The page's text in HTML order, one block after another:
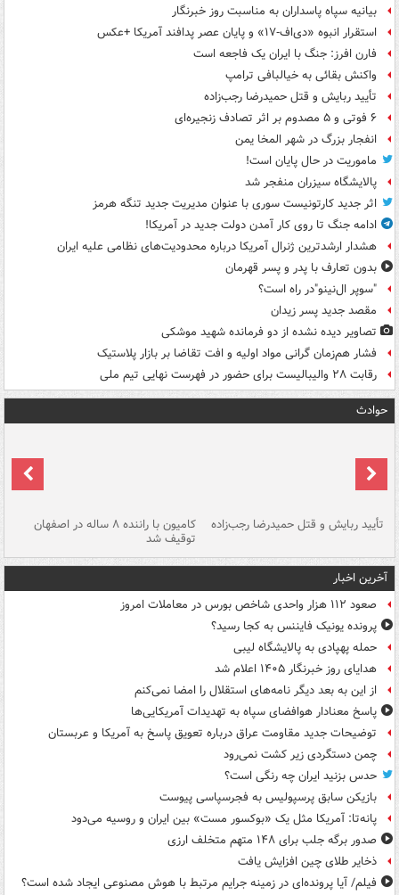
بیانیه سپاه پاسداران به مناسبت روز خبرنگار
استقرار انبوه «دی‌اف‑۱۷» و پایان عصر پدافند آمریکا +عکس
فارن افرز: جنگ با ایران یک فاجعه است
واکنش بقائی به خیالبافی ترامپ
تأیید ربایش و قتل حمیدرضا رجب‌زاده
۶ فوتی و ۵ مصدوم بر اثر تصادف زنجیره‌ای
انفجار بزرگ در شهر المخا یمن
ماموریت در حال پایان است!
پالایشگاه سیزران منفجر شد
اثر جدید کارتونیست سوری با عنوان مدیریت جدید تنگه هرمز
ادامه جنگ تا روی کار آمدن دولت جدید در آمریکا!
هشدار ارشدترین ژنرال آمریکا درباره محدودیت‌های نظامی علیه ایران
بدون تعارف با پدر و پسر قهرمان
"سوپر ال‌نینو"در راه است؟
مقصد جدید پسر زیدان
تصاویر دیده‌ نشده از دو فرمانده شهید موشکی
فشار هم‌زمان گرانی مواد اولیه و افت تقاضا بر بازار پلاستیک
رقابت ۲۸ والیبالیست برای حضور در فهرست نهایی تیم ملی
حوادث
تأیید ربایش و قتل حمیدرضا رجب‌زاده کامیون با راننده ۸ ساله در اصفهان
توقیف شد
آخرین اخبار
صعود ۱۱۲ هزار واحدی شاخص بورس در معاملات امروز
پرونده یونیک فایننس به کجا رسید؟
حمله پهپادی به پالایشگاه لیبی
هدایای روز خبرنگار ۱۴۰۵ اعلام شد
از این به بعد دیگر نامه‌های استقلال را امضا نمی‌کنم
پاسخ معنادار هوافضای سپاه به تهدیدات آمریکایی‌ها
توضیحات جدید مقاومت عراق درباره تعویق پاسخ به آمریکا و عربستان
چمن دستگردی زیر کشت نمی‌رود
حدس بزنید ایران چه رنگی است؟
بازیکن سابق پرسپولیس به فجرسپاسی پیوست
پانه‌تا: آمریکا مثل یک «بوکسور مست» بین ایران و روسیه می‌دود
صدور برگه جلب برای ۱۴۸ متهم متخلف ارزی
ذخایر طلای چین افزایش یافت
فیلم/ آیا پرونده‌ای در زمینه جرایم مرتبط با هوش مصنوعی ایجاد شده است؟